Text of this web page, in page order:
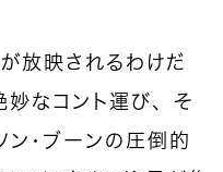
放映されるわけだ
妙なコント運び、そ
ン・ブーンの圧倒的